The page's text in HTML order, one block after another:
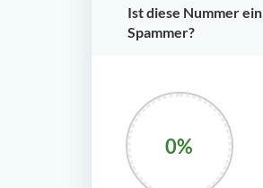
Ist diese Nummer ein
Spammer?
0%